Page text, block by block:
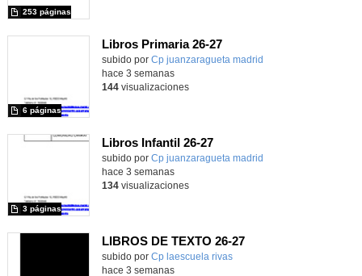
253 páginas
Libros Primaria 26-27
subido por Cp juanzaragueta madrid
6 páginas
hace 3 semanas
144visualizaciones
Libros Infantil 26-27
subido por Cp juanzaragueta madrid
3 páginas
hace 3 semanas
134visualizaciones
LIBROS DE TEXTO 26-27
subido por Cp laescuela rivas-
hace 3 semanas